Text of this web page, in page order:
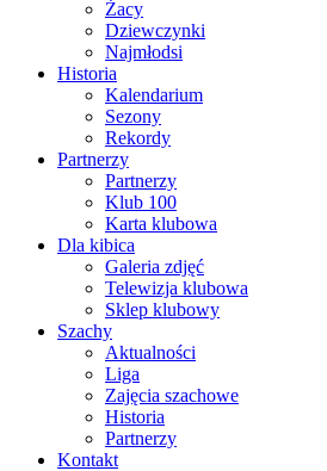
Żacy
Dziewczynki
Najmłodsi
Historia
Kalendarium
Sezony
Rekordy
Partnerzy
Partnerzy
Klub 100
Karta klubowa
Dla kibica
Galeria zdjęć
Telewizja klubowa
Sklep klubowy
Szachy
Aktualności
Liga
Zajęcia szachowe
Historia
Partnerzy
Kontakt